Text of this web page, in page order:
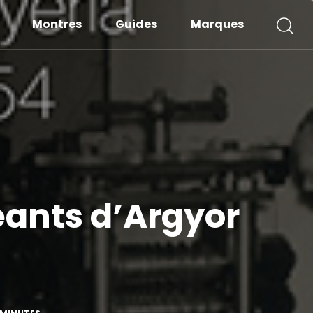
Montres Guides Marques
d’Argyor